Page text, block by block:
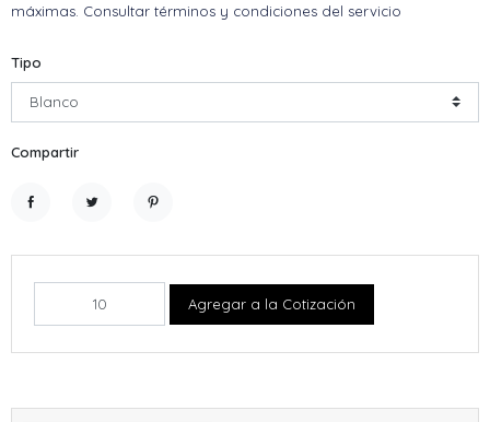
máximas. Consultar términos y condiciones del servicio
Tipo
Compartir
Agregar a la Cotización